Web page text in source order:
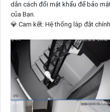
dẫn cách đổi mật khẩu để bảo
của Bạn.
💎 Cam kết: Hệ thống lắp đặt